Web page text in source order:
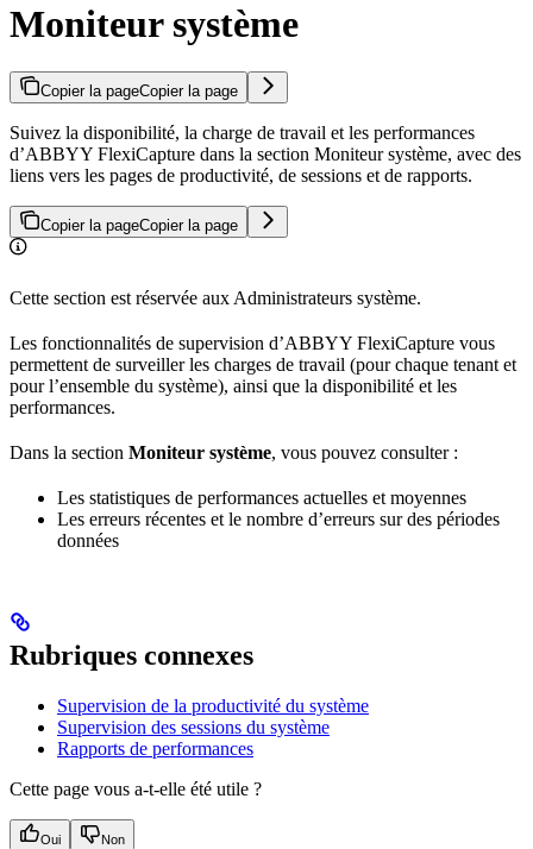
Moniteur système
Copier la pageCopier la page
Suivez la disponibilité, la charge de travail et les performances
d’ABBYY FlexiCapture dans la section Moniteur système, avec des
liens vers les pages de productivité, de sessions et de rapports.
Copier la pageCopier la page
Cette section est réservée aux Administrateurs système.
Les fonctionnalités de supervision d’ABBYY FlexiCapture vous
permettent de surveiller les charges de travail (pour chaque tenant et
pour l’ensemble du système), ainsi que la disponibilité et les
performances.
Dans la section Moniteur système, vous pouvez consulter :
Les statistiques de performances actuelles et moyennes
Les erreurs récentes et le nombre d’erreurs sur des périodes
données
Rubriques connexes
Supervision de la productivité du système
Supervision des sessions du système
Rapports de performances
Cette page vous a-t-elle été utile ?
Oui Non